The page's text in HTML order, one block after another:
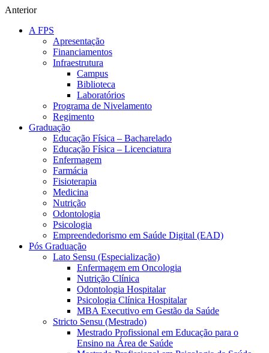
Anterior
A FPS
Apresentação
Financiamentos
Infraestrutura
Campus
Biblioteca
Laboratórios
Programa de Nivelamento
Regimento
Graduação
Educação Física – Bacharelado
Educação Física – Licenciatura
Enfermagem
Farmácia
Fisioterapia
Medicina
Nutrição
Odontologia
Psicologia
Empreendedorismo em Saúde Digital (EAD)
Pós Graduação
Lato Sensu (Especialização)
Enfermagem em Oncologia
Nutrição Clínica
Odontologia Hospitalar
Psicologia Clínica Hospitalar
MBA Executivo em Gestão da Saúde
Stricto Sensu (Mestrado)
Mestrado Profissional em Educação para o
Ensino na Área de Saúde